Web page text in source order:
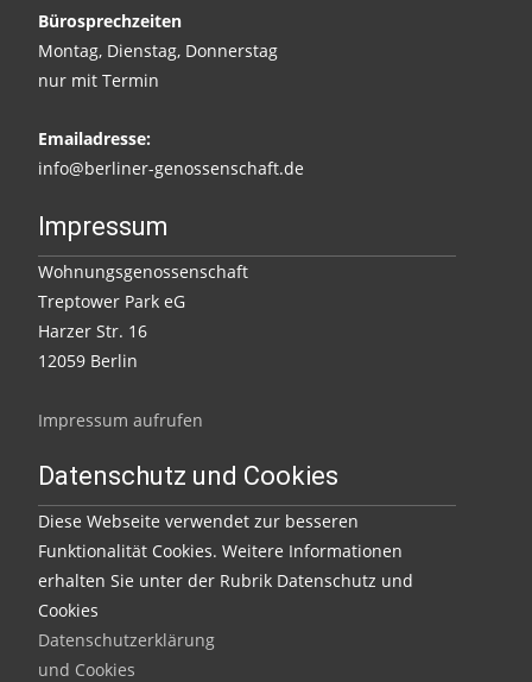
Bürosprechzeiten
Montag, Dienstag, Donnerstag
nur mit Termin
Emailadresse:
info@berliner-genossenschaft.de
Impressum
Wohnungsgenossenschaft
Treptower Park eG
Harzer Str. 16
12059 Berlin
Impressum aufrufen
Datenschutz und Cookies
Diese Webseite verwendet zur besseren
Funktionalität Cookies. Weitere Informationen
erhalten Sie unter der Rubrik Datenschutz und
Cookies
Datenschutzerklärung
und Cookies